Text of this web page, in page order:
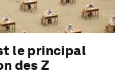
le principal
des Z